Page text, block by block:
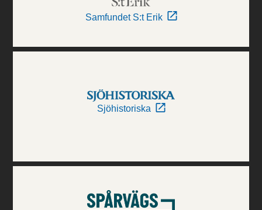
Samfundet S:t Erik
Sjöhistoriska